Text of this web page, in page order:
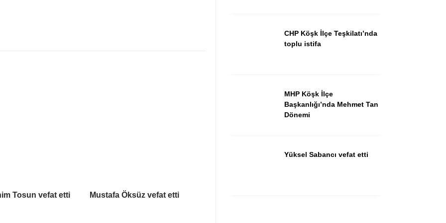
Tosun vefat etti Mustafa Öksüz vefat etti
CHP Köşk İlçe Teşkilatı’nda
toplu istifa
MHP Köşk İlçe
Başkanlığı’nda Mehmet Tan
Dönemi
Yüksel Sabancı vefat etti